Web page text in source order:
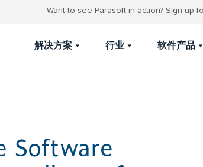
Want to see Parasoft in action? Sign up
解决方案 行业 软件产品
Software